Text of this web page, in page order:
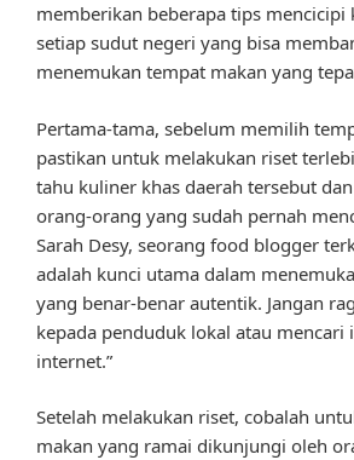
memberikan beberapa tips mencicipi
setiap sudut negeri yang bisa
menemukan tempat makan yang
Pertama-tama, sebelum memilih
pastikan untuk melakukan riset
tahu kuliner khas daerah tersebut
orang-orang yang sudah pernah
Sarah Desy, seorang food blogger
adalah kunci utama dalam
yang benar-benar autentik. Jangan
kepada penduduk lokal atau mencari
internet.”
Setelah melakukan riset, cobalah
makan yang ramai dikunjungi oleh